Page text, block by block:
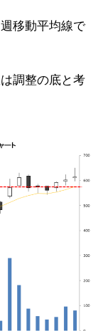
移動平均線で
調整の底と考